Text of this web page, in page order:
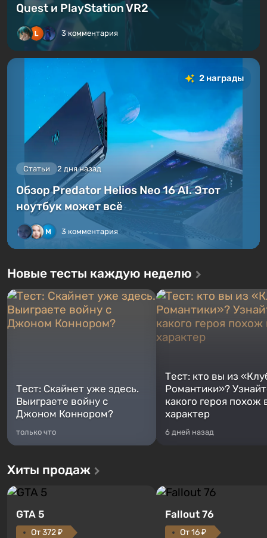
Quest и PlayStation VR2
3 комментария
2 награды
Статьи 2 дня назад
Обзор Predator Helios Neo 16 AI. Этот
ноутбук может всё
3 комментария
Новые тесты каждую неделю
Тест: Скайнет уже здесь.
Выиграете войну с
Джоном Коннором?
только что
Тест: кто вы из
Романтики»?
какого героя похож
характер
6 дней назад
Хиты продаж
GTA 5
От 372 ₽
Fallout 76
От 16 ₽